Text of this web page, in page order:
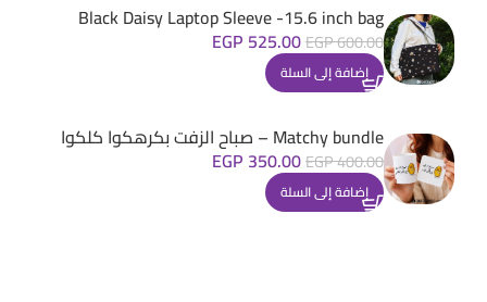
Black Daisy Laptop Sleeve -15.6 inch bag
EGP600.00
EGP 525.00
إضافة إلى السلة
Matchy bundle – صباح الزفت بكرهكوا كلكوا
EGP400.00
EGP 350.00
إضافة إلى السلة